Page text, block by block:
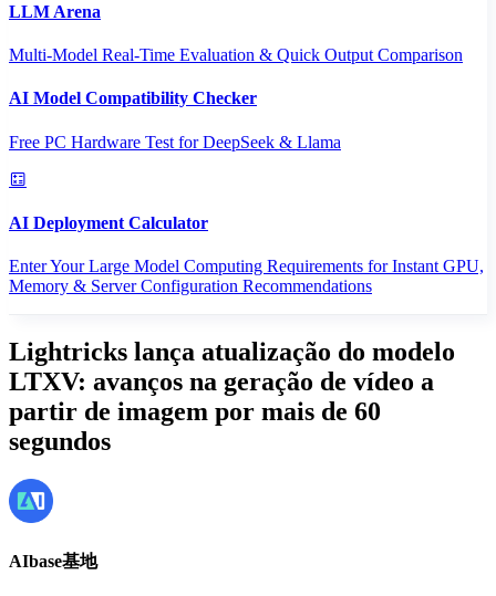
LLM Arena
Multi-Model Real-Time Evaluation & Quick Output Comparison
AI Model Compatibility Checker
Free PC Hardware Test for DeepSeek & Llama
AI Deployment Calculator
Enter Your Large Model Computing Requirements for Instant GPU,
Memory & Server Configuration Recommendations
Lightricks lança atualização do modelo
LTXV: avanços na geração de vídeo a
partir de imagem por mais de 60
segundos
AIbase基地